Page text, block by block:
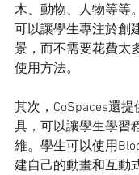
木、動物、人物等等
可以讓學生專注於創
景，而不需要花費太
使用方法。
其次，CoSpaces還
具，可以讓學生學習
維。學生可以使用
建自己的動畫和互動